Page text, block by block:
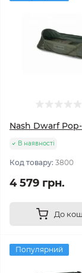
Nash Dwarf
В наявності
Код товару: 3800
4 579 грн.
До
Популярний